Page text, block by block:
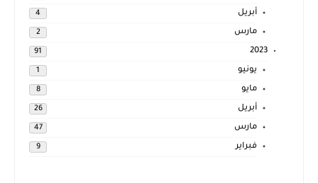
أبريل 4
مارس 2
2023
91
يونيو 1
مايو 8
أبريل 26
مارس 47
فبراير 9